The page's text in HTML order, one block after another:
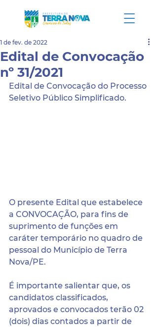
Edital de Convocação
nº 31/2021
1 de fev. de 2022
Edital de Convocação do Processo
Seletivo Público Simplificado.
O presente Edital que estabelece
a CONVOCAÇÃO, para fins de
suprimento de funções em
caráter temporário no quadro de
pessoal do Município de Terra
Nova/PE.
É importante salientar que, os
candidatos classificados,
aprovados e convocados terão 02
(dois) dias contados a partir de